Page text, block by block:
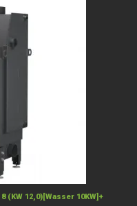
(KW 12,0)[Wasser 10KW]+